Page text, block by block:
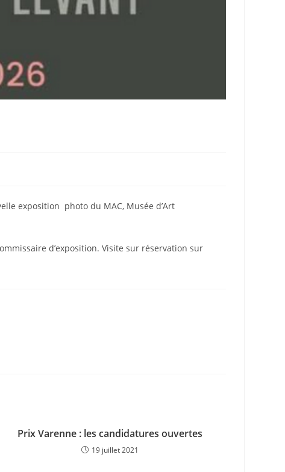
exposition photo du MAC, Musée d’Art
d’exposition. Visite sur réservation sur
Prix Varenne : les candidatures ouvertes
19 juillet 2021